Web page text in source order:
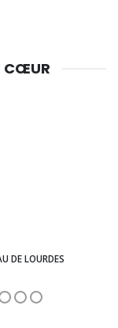
CŒUR
DE LOURDES